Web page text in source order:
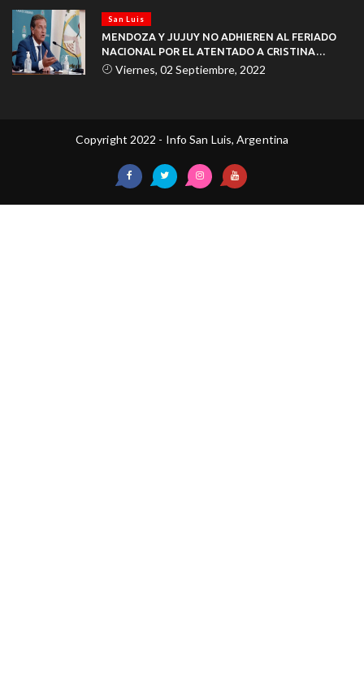
San Luis
MENDOZA Y JUJUY NO ADHIEREN AL FERIADO
NACIONAL POR EL ATENTADO A CRISTINA
KIRCHNER
Viernes, 02 Septiembre, 2022
Copyright 2022 - Info San Luis, Argentina